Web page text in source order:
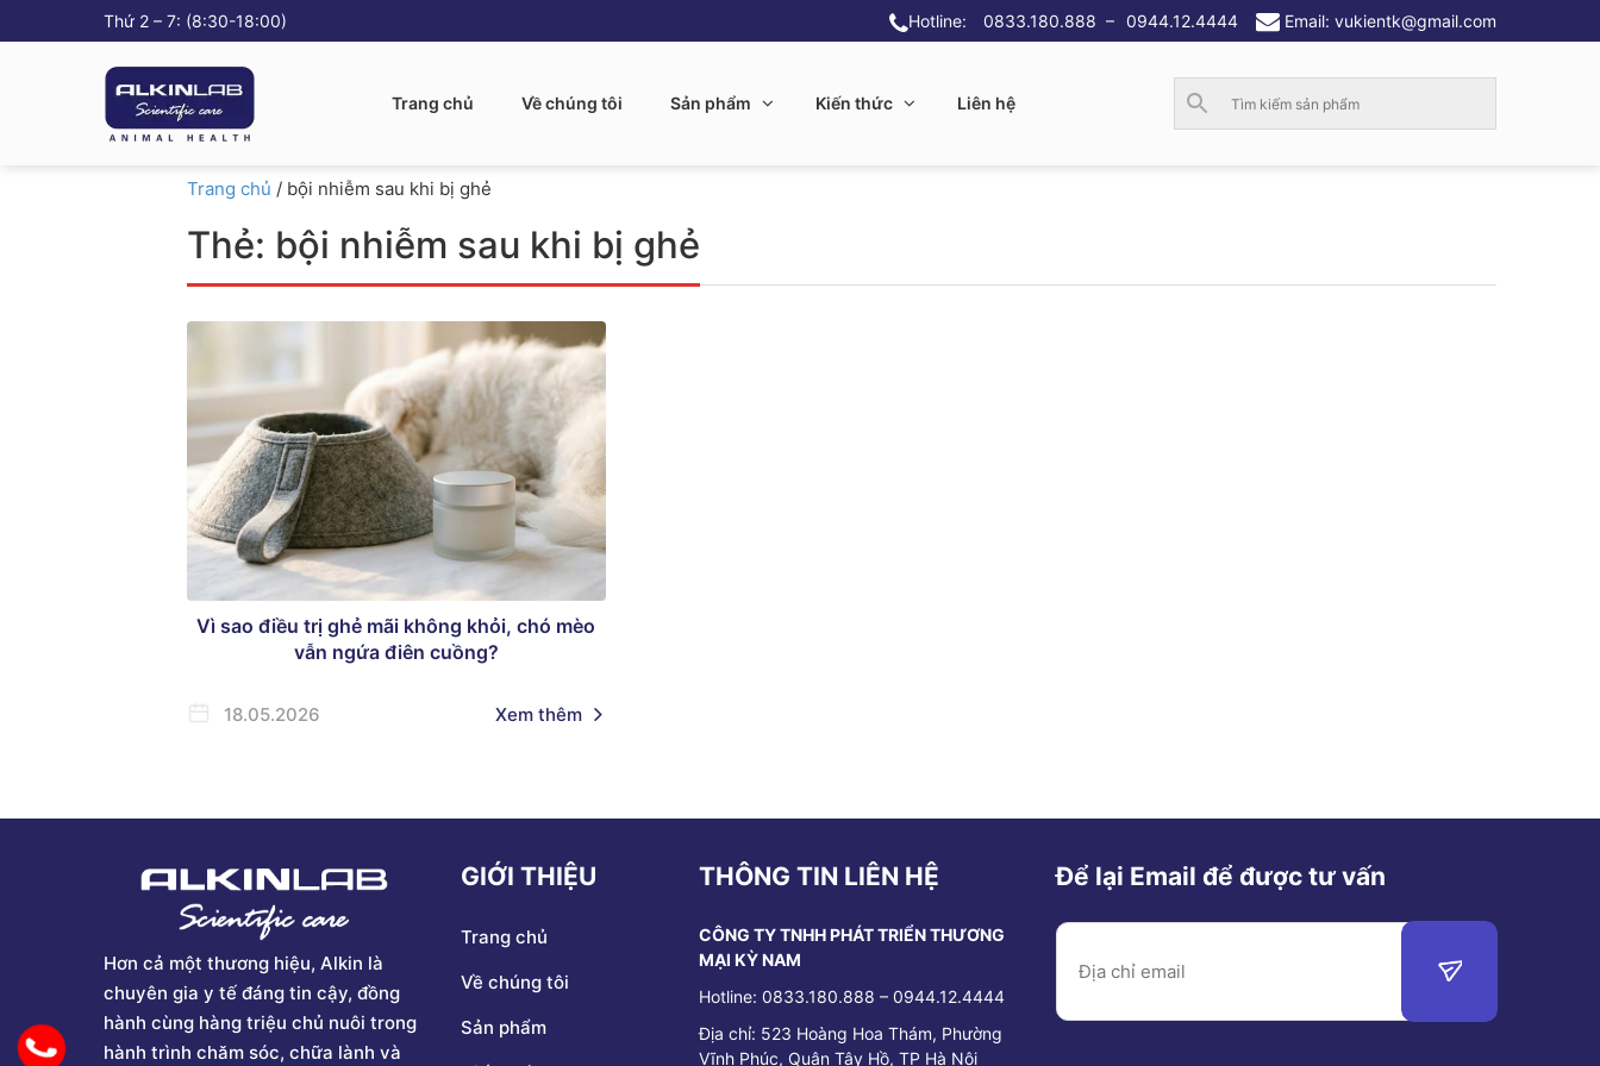
Thứ 2 – 7: (8:30-18:00) Hotline: 0833.180.888 – 0944.12.4444 Email: vukientk@gmail.com
Trang chủ Về chúng tôi Sản phẩm Kiến thức Liên hệ
Trang chủ / bội nhiễm sau khi bị ghẻ
Thẻ: bội nhiễm sau khi bị ghẻ
Vì sao điều trị ghẻ mãi không khỏi, chó mèo
vẫn ngứa điên cuồng?
18.05.2026 Xem thêm
Hơn cả một thương hiệu, Alkin là
chuyên gia y tế đáng tin cậy, đồng
hành cùng hàng triệu chủ nuôi trong
hành trình chăm sóc, chữa lành và
GIỚI THIỆU
Trang chủ
Về chúng tôi
Sản phẩm
THÔNG TIN LIÊN HỆ
CÔNG TY TNHH PHÁT TRIỂN THƯƠNG
MẠI KỲ NAM
Hotline: 0833.180.888 – 0944.12.4444
Địa chỉ: 523 Hoàng Hoa Thám, Phường
Vĩnh Phúc, Quận Tây Hồ, TP Hà Nội
Để lại Email để được tư vấn